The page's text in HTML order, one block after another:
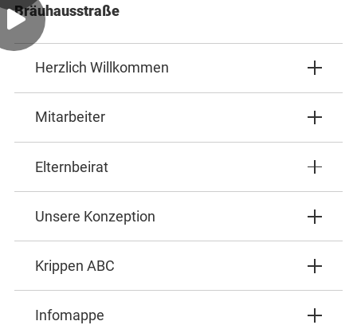
Bräuhausstraße
Herzlich Willkommen
Mitarbeiter
Elternbeirat
Unsere Konzeption
Krippen ABC
Infomappe